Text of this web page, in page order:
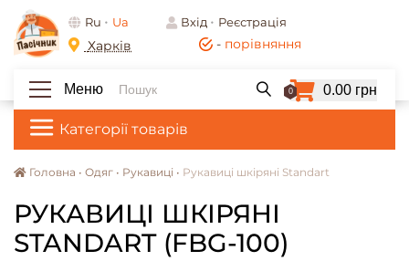
- порівняння
Ru Ua Вхід Реєстрація
Харків
Категорії товарів
Меню 0 0.00 грн
Головна • Одяг • Рукавиці • Рукавиці шкіряні Standart
РУКАВИЦІ ШКІРЯНІ
STANDART (FBG-100)